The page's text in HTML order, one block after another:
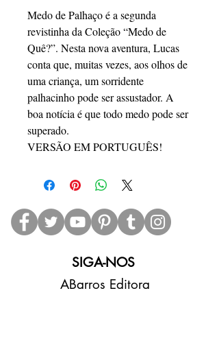
Medo de Palhaço é a segunda
revistinha da Coleção “Medo de
Quê?”. Nesta nova aventura, Lucas
conta que, muitas vezes, aos olhos de
uma criança, um sorridente
palhacinho pode ser assustador. A
boa notícia é que todo medo pode ser
superado.
VERSÃO EM PORTUGUÊS!
ABarros Editora
SIGA-NOS